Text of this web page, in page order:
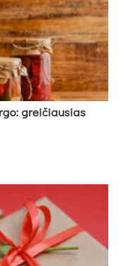
greičiausias